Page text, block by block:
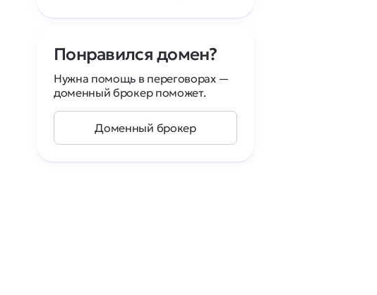
Понравился домен?
Нужна помощь в переговорах —
доменный брокер поможет.
Доменный брокер